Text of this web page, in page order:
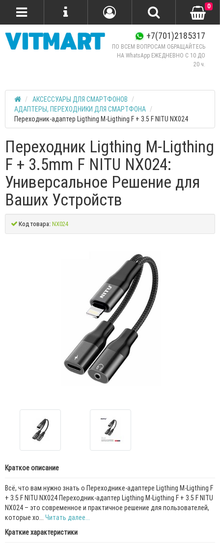
+7(701)2185317
ПО ВСЕМ ВОПРОСАМ ОБРАЩАЙТЕСЬ
НА WhatsApp ЕЖЕДНЕВНО C 10 ДО
20 ч.
0
АКСЕССУАРЫ ДЛЯ СМАРТФОНОВ
АДАПТЕРЫ, ПЕРЕХОДНИКИ ДЛЯ СМАРТФОНА
Переходник-адаптер Ligthing M-Ligthing F + 3.5 F NITU NX024
Переходник Ligthing M-Ligthing
F + 3.5mm F NITU NX024:
Универсальное Решение для
Ваших Устройств
Код товара:NX024
Краткое описание
Всё, что вам нужно знать о Переходнике-адаптере Ligthing M-Ligthing F
+ 3.5 F NITU NX024 Переходник-адаптер Ligthing M-Ligthing F + 3.5 F NITU
NX024 – это современное и практичное решение для пользователей,
которые хо... Читать далее...
Краткие характеристики